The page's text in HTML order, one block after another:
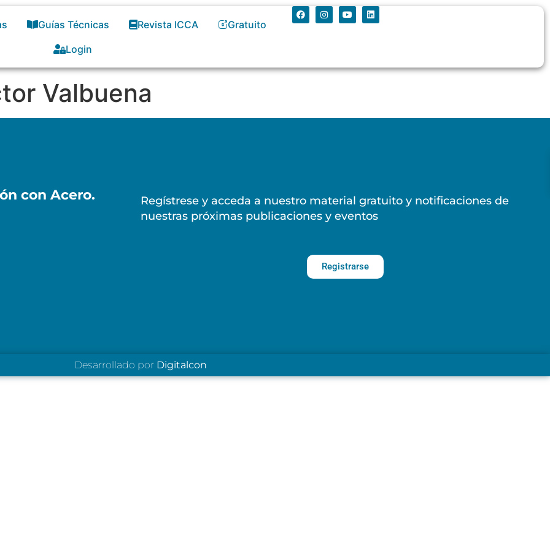
Guías Técnicas Revista ICCA
Gratuito
Login
Valbuena
con Acero.
Regístrese y acceda a nuestro material gratuito y notificaciones de
nuestras próximas publicaciones y eventos
Registrarse
Desarrollado por Digitalcon